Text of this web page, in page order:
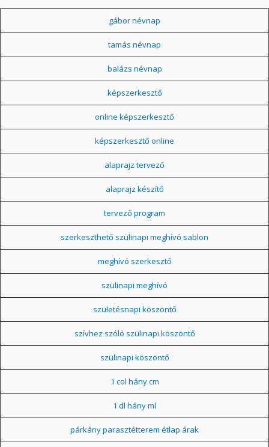
gábor névnap
tamás névnap
balázs névnap
képszerkesztő
online képszerkesztő
képszerkesztő online
alaprajz tervező
alaprajz készítő
tervező program
szerkeszthető szülinapi meghívó sablon
meghívó szerkesztő
szülinapi meghívó
születésnapi köszöntő
szívhez szóló szülinapi köszöntő
szülinapi köszöntő
1 col hány cm
1 dl hány ml
párkány parasztétterem étlap árak